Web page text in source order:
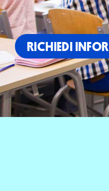
RICHIEDI